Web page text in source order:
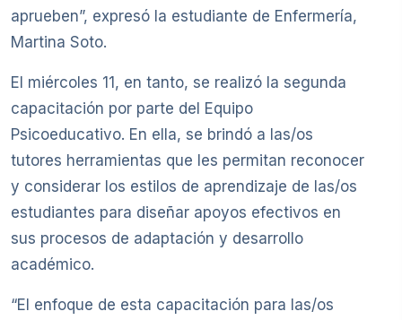
aprueben”, expresó la estudiante de Enfermería,
Martina Soto.
El miércoles 11, en tanto, se realizó la segunda
capacitación por parte del Equipo
Psicoeducativo. En ella, se brindó a las/os
tutores herramientas que les permitan reconocer
y considerar los estilos de aprendizaje de las/os
estudiantes para diseñar apoyos efectivos en
sus procesos de adaptación y desarrollo
académico.
“El enfoque de esta capacitación para las/os